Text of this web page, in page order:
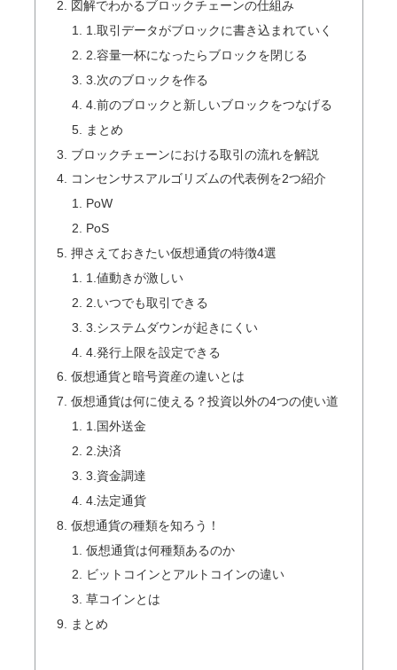
図解でわかるブロックチェーンの仕組み
1.取引データがブロックに書き込まれていく
2.容量一杯になったらブロックを閉じる
3.次のブロックを作る
4.前のブロックと新しいブロックをつなげる
まとめ
ブロックチェーンにおける取引の流れを解説
コンセンサスアルゴリズムの代表例を2つ紹介
PoW
PoS
押さえておきたい仮想通貨の特徴4選
1.値動きが激しい
2.いつでも取引できる
3.システムダウンが起きにくい
4.発行上限を設定できる
仮想通貨と暗号資産の違いとは
仮想通貨は何に使える？投資以外の4つの使い道
1.国外送金
2.決済
3.資金調達
4.法定通貨
仮想通貨の種類を知ろう！
仮想通貨は何種類あるのか
ビットコインとアルトコインの違い
草コインとは
まとめ